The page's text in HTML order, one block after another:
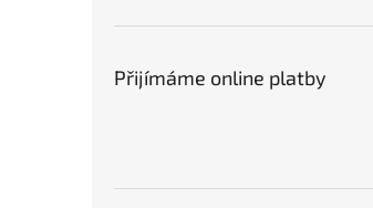
Přijímáme online platby